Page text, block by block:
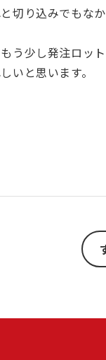
切り込みでもな
う少し発注ロッ
いと思います。